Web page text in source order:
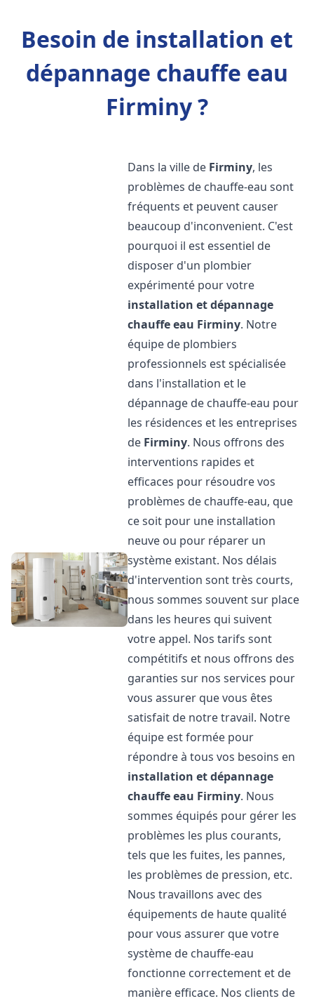
Besoin de installation et
dépannage chauffe eau
Firminy ?
Dans la ville de Firminy, les
problèmes de chauffe-eau sont
fréquents et peuvent causer
beaucoup d'inconvenient. C'est
pourquoi il est essentiel de
disposer d'un plombier
expérimenté pour votre
installation et dépannage
chauffe eau Firminy. Notre
équipe de plombiers
professionnels est spécialisée
dans l'installation et le
dépannage de chauffe-eau pour
les résidences et les entreprises
de Firminy. Nous offrons des
interventions rapides et
efficaces pour résoudre vos
problèmes de chauffe-eau, que
ce soit pour une installation
neuve ou pour réparer un
système existant. Nos délais
d'intervention sont très courts,
nous sommes souvent sur place
dans les heures qui suivent
votre appel. Nos tarifs sont
compétitifs et nous offrons des
garanties sur nos services pour
vous assurer que vous êtes
satisfait de notre travail. Notre
équipe est formée pour
répondre à tous vos besoins en
installation et dépannage
chauffe eau Firminy. Nous
sommes équipés pour gérer les
problèmes les plus courants,
tels que les fuites, les pannes,
les problèmes de pression, etc.
Nous travaillons avec des
équipements de haute qualité
pour vous assurer que votre
système de chauffe-eau
fonctionne correctement et de
manière efficace. Nos clients de